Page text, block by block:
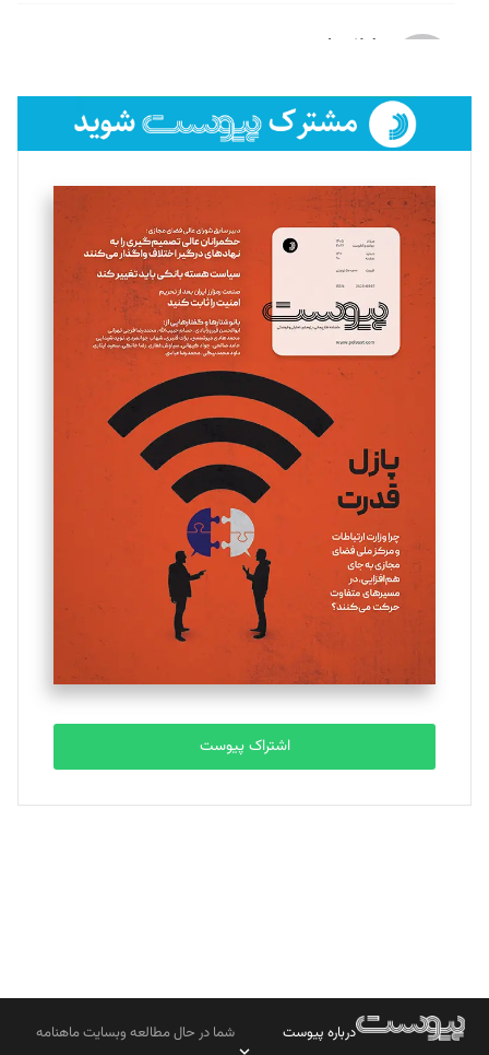
لیلا حنارود
فائزه فتحی رستمی
تحریریه
سروش کرمیان
تحریریه
مینا پاکدل
یسنا امان‌پور
تحریریه
ملینا جعفری
تحریریه
مصطفی مسجدی آرانی
تحریریه
بابک نقاش
تحریریه
اشتراک پیوست
درباره پیوست
شما در حال مطالعه وبسایت ماهنامه